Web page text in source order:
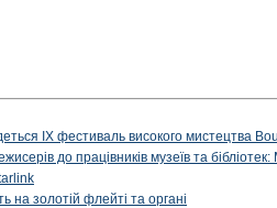
IX фестиваль високого мистецтва
до працівників музеїв та
на золотій флейті та органі